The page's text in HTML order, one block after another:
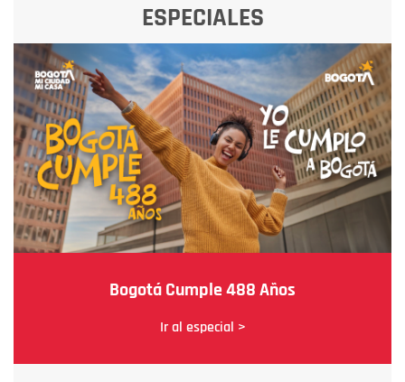
ESPECIALES
Bogotá Cumple 488 Años
Ir al especial >